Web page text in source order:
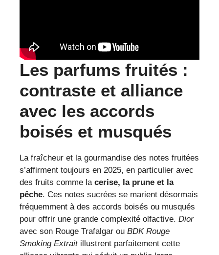
Les parfums fruités :
contraste et alliance
avec les accords
boisés et musqués
La fraîcheur et la gourmandise des notes fruitées
s’affirment toujours en 2025, en particulier avec
des fruits comme la cerise, la prune et la
pêche. Ces notes sucrées se marient désormais
fréquemment à des accords boisés ou musqués
pour offrir une grande complexité olfactive. Dior
avec son Rouge Trafalgar ou BDK Rouge
Smoking Extraitillustrent parfaitement cette